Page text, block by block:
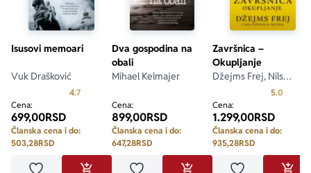
Isusovi memoari
Vuk Drašković
4.7Prosecna ocena je 4.7 od 5
Cena:
699,00RSD
Članska cena i do:
503,28RSD
Dva gospodina na
obali
Mihael Kelmajer
Cena:
899,00RSD
Članska cena i do:
647,28RSD
Završnica –
Okupljanje
Džejms Frej, Nils
Džonson-Šelton
5.0
Cena:
1.299,00RSD
Članska cena i do:
935,28RSD